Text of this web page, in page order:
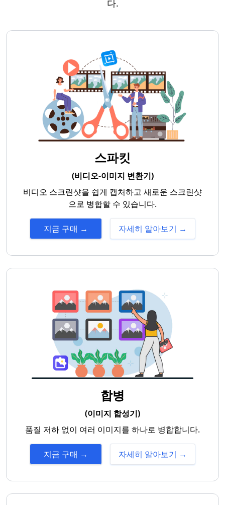
다.
스파킷
(비디오-이미지 변환기)
비디오 스크린샷을 쉽게 캡처하고 새로운 스크린샷
으로 병합할 수 있습니다.
지금 구매 → 자세히 알아보기 →
합병
(이미지 합성기)
품질 저하 없이 여러 이미지를 하나로 병합합니다.
지금 구매 → 자세히 알아보기 →